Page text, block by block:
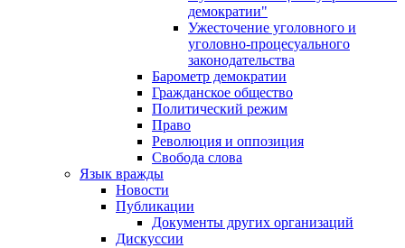
демократии"
Ужесточение уголовного и
уголовно-процесуального
законодательства
Барометр демократии
Гражданское общество
Политический режим
Право
Революция и оппозиция
Свобода слова
Язык вражды
Новости
Публикации
Документы других организаций
Дискуссии